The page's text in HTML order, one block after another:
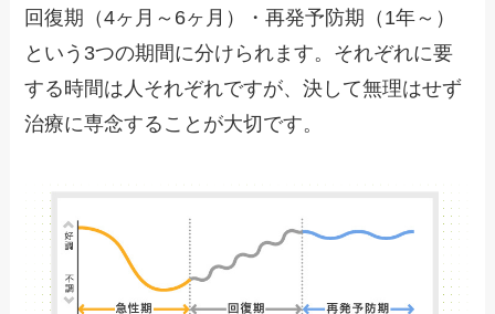
回復期（4ヶ月～6ヶ月）・再発予防期（1年～）
という3つの期間に分けられます。それぞれに要
する時間は人それぞれですが、決して無理はせず
治療に専念することが大切です。